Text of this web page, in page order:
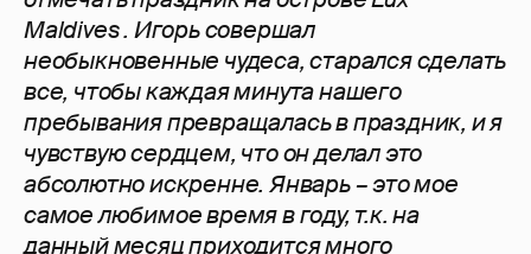
Maldives . Игорь совершал
необыкновенные чудеса, старался сделать
все, чтобы каждая минута нашего
пребывания превращалась в праздник, и я
чувствую сердцем, что он делал это
абсолютно искренне. Январь – это мое
самое любимое время в году, т.к. на
данный месяц приходится много